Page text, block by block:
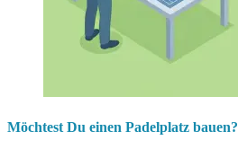
Möchtest Du einen Padelplatz bauen?